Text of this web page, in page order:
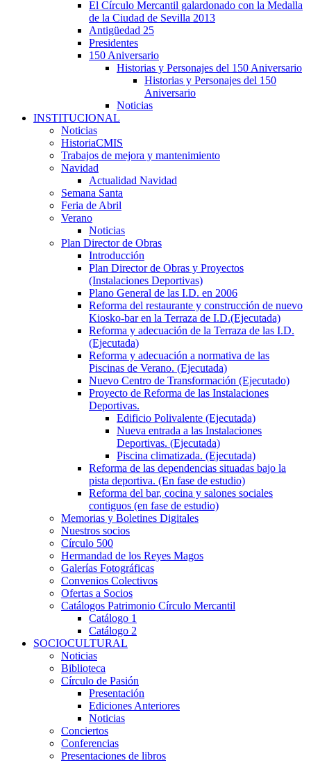
El Círculo Mercantil galardonado con la Medalla
de la Ciudad de Sevilla 2013
Antigüedad 25
Presidentes
150 Aniversario
Historias y Personajes del 150 Aniversario
Historias y Personajes del 150
Aniversario
Noticias
INSTITUCIONAL
Noticias
HistoriaCMIS
Trabajos de mejora y mantenimiento
Navidad
Actualidad Navidad
Semana Santa
Feria de Abril
Verano
Noticias
Plan Director de Obras
Introducción
Plan Director de Obras y Proyectos
(Instalaciones Deportivas)
Plano General de las I.D. en 2006
Reforma del restaurante y construcción de nuevo
Kiosko-bar en la Terraza de I.D.(Ejecutada)
Reforma y adecuación de la Terraza de las I.D.
(Ejecutada)
Reforma y adecuación a normativa de las
Piscinas de Verano. (Ejecutada)
Nuevo Centro de Transformación (Ejecutado)
Proyecto de Reforma de las Instalaciones
Deportivas.
Edificio Polivalente (Ejecutada)
Nueva entrada a las Instalaciones
Deportivas. (Ejecutada)
Piscina climatizada. (Ejecutada)
Reforma de las dependencias situadas bajo la
pista deportiva. (En fase de estudio)
Reforma del bar, cocina y salones sociales
contiguos (en fase de estudio)
Memorias y Boletines Digitales
Nuestros socios
Círculo 500
Hermandad de los Reyes Magos
Galerías Fotográficas
Convenios Colectivos
Ofertas a Socios
Catálogos Patrimonio Círculo Mercantil
Catálogo 1
Catálogo 2
SOCIOCULTURAL
Noticias
Biblioteca
Círculo de Pasión
Presentación
Ediciones Anteriores
Noticias
Conciertos
Conferencias
Presentaciones de libros